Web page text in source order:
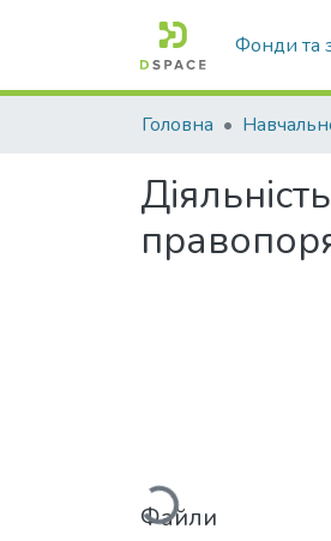
Фонди та
Головна
Вантажиться...
Файли